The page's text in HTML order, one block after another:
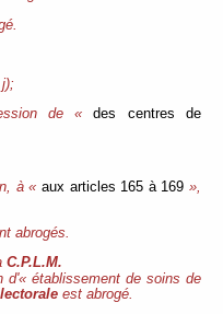
de «des centres de
à «aux articles 165 à 169 »,
abrogés.
C.P.L.M.
d'« établissement de soins de
est abrogé.